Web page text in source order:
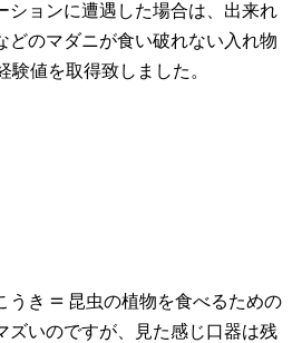
ションに遭遇した場合は、出来れ
どのマダニが食い破れない入れ物
験値を取得致しました。
うき ＝ 昆虫の植物を食べるための
ズいのですが、見た感じ口器は残